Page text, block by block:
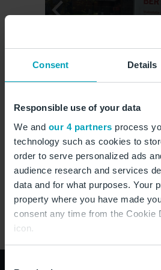
Consent Details
Responsible use of your data
We and our 4 partners process
technology such as cookies to
order to serve personalized ads
audience research and services
data and for what purposes. Your
property where you have made
consent any time from the Cookie
icon.
Messstation Diepensee
Die auf dieser Seite
entsprechen dem Stand des
Aktualisierungsdatums.